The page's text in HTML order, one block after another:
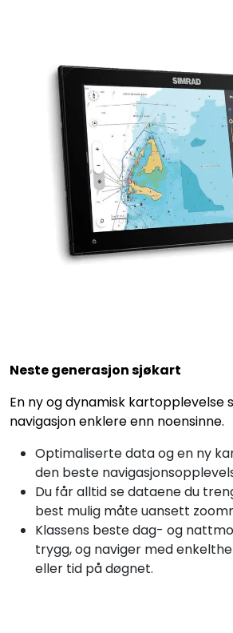
Neste generasjon sjøkart
En ny og dynamisk kartopplevelse
navigasjon enklere enn noensinne.
Optimaliserte data og en ny
den beste
Du får alltid se dataene du
best mulig måte uansett
Klassens beste dag- og
trygg, og naviger med
eller tid på døgnet.